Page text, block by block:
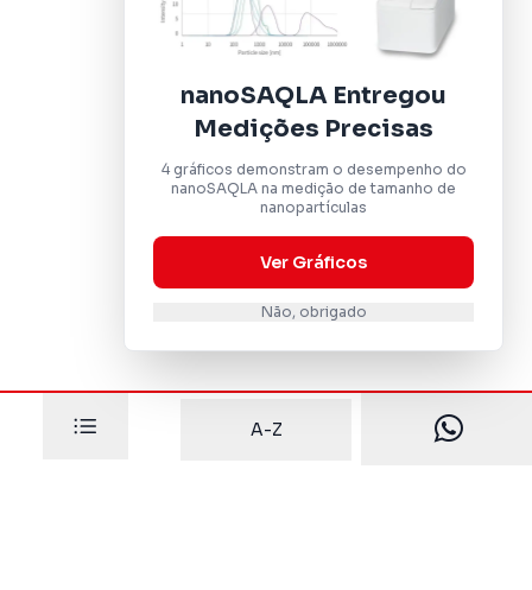
nanoSAQLA Entregou
Medições Precisas
4 gráficos demonstram o desempenho do
nanoSAQLA na medição de tamanho de
nanopartículas
Ver Gráficos
Não, obrigado
A-Z